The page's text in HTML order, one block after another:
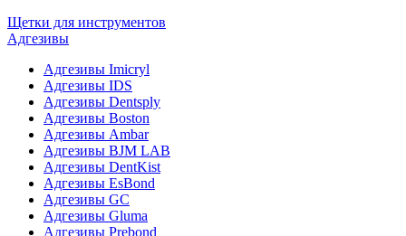
Щетки для инструментов
Адгезивы
Адгезивы Imicryl
Адгезивы IDS
Адгезивы Dentsply
Адгезивы Boston
Адгезивы Ambar
Адгезивы BJM LAB
Адгезивы DentKist
Адгезивы EsBond
Адгезивы GC
Адгезивы Gluma
Адгезивы Prebond